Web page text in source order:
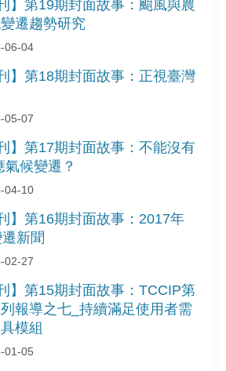
】第19期封面故事：颱風與農
遷趨勢研究
06-04
】第18期封面故事：正視臺灣
07
】第17期封面故事：不能沒有
候變遷？
04-10
】第16期封面故事：2017年
新聞
27
】第15期封面故事：TCCIP第
報導之七_持續滿足使用者需
模組
05